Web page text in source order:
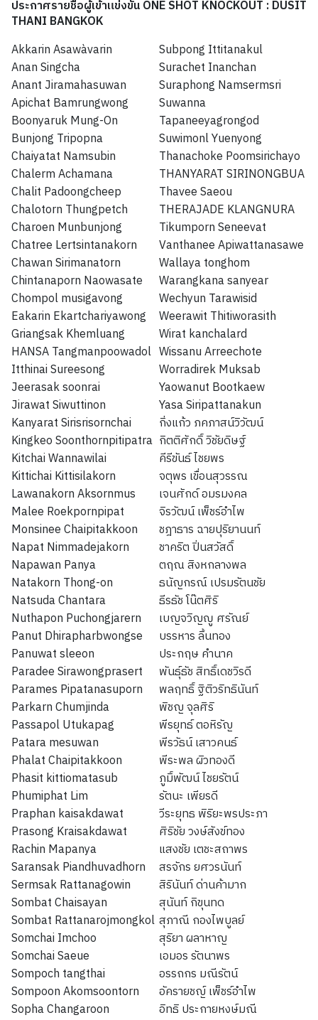
ประกาศรายชื่อผู้เข้าแข่งขัน ONE SHOT KNOCKOUT : DUSIT
THANI BANGKOK
Akkarin Asawàvarin
Anan Singcha
Anant Jiramahasuwan
Apichat Bamrungwong
Boonyaruk Mung-On
Bunjong Tripopna
Chaiyatat Namsubin
Chalerm Achamana
Chalit Padoongcheep
Chalotorn Thungpetch
Charoen Munbunjong
Chatree Lertsintanakorn
Chawan Sirimanatorn
Chintanaporn Naowasate
Chompol musigavong
Eakarin Ekartchariyawong
Griangsak Khemluang
HANSA Tangmanpoowadol
Itthinai Sureesong
Jeerasak soonrai
Jirawat Siwuttinon
Kanyarat Sirisrisornchai
Kingkeo Soonthornpitipatra
Kitchai Wannawilai
Kittichai Kittisilakorn
Lawanakorn Aksornmus
Malee Roekpornpipat
Monsinee Chaipitakkoon
Napat Nimmadejakorn
Napawan Panya
Natakorn Thong-on
Natsuda Chantara
Nuthapon Puchongjarern
Panut Dhirapharbwongse
Panuwat sleeon
Paradee Sirawongprasert
Parames Pipatanasuporn
Parkarn Chumjinda
Passapol Utukapag
Patara mesuwan
Phalat Chaipitakkoon
Phasit kittiomatasub
Phumiphat Lim
Praphan kaisakdawat
Prasong Kraisakdawat
Rachin Mapanya
Saransak Piandhuvadhorn
Sermsak Rattanagowin
Sombat Chaisayan
Sombat Rattanarojmongkol
Somchai Imchoo
Somchai Saeue
Sompoch tangthai
Sompoon Akomsoontorn
Sopha Changaroon
Subpong Ittitanakul
Surachet Inanchan
Suraphong Namsermsri
Suwanna
Tapaneeyagrongod
Suwimonl Yuenyong
Thanachoke Poomsirichayo
THANYARAT SIRINONGBUA
Thavee Saeou
THERAJADE KLANGNURA
Tikumporn Seneevat
Vanthanee Apiwattanasawe
Wallaya tonghom
Warangkana sanyear
Wechyun Tarawisid
Weerawit Thitiworasith
Wirat kanchalard
Wissanu Arreechote
Worradirek Muksab
Yaowanut Bootkaew
Yasa Siripattanakun
กิ่งแก้ว ภคภาสน์วิวัฒน์
กิตติศักดิ์ วิชัยดิษฐ์
คีรีขันธ์ ไชยพร
จตุพร เขื่อนสุวรรณ
เจนศักด์ อมรมงคล
จิรวัฒน์ เพ็ชร์อำไพ
ชฎาธาร ฉายปุริยานนท์
ชาคริต ปิ่นสวัสดิ์
ตฤณ สิงหกลางพล
ธนัญกรณ์ เปรมรัตนชัย
ธีรธัช โน๊ตศิริ
เบญจวิญญู ศรัณย์
บรรหาร ลิ้นทอง
ประกฤษ คำนาค
พันธุ์ธัช สิทธิ์เดชวิรดี
พลฤทธิ์ ฐิติวริทธินันท์
พิชญ จุลศิริ
พีรยุทธ์ ตอหิรัญ
พีรวัธน์ เสาวคนธ์
พีระพล ผิวทองดี
ภูมิ์พัฒน์ ไชยรัตน์
รัตนะ เพียรดี
วีระยุทธ พิริยะพรประภา
ศิริชัย วงษ์สังข์ทอง
แสงชัย เตชะสถาพร
สรจักร ยศวรนันท์
สิรินันท์ ด่านค้ามาก
สุนันท์ กิขุนทด
สุภาณี กองไพบูลย์
สุริยา ผลาหาญ
เอมอร รัตนาพร
อรรถกร มณีรัตน์
อัครายชญ์ เพ็ชร์อำไพ
อิทธิ ประกายหงษ์มณี